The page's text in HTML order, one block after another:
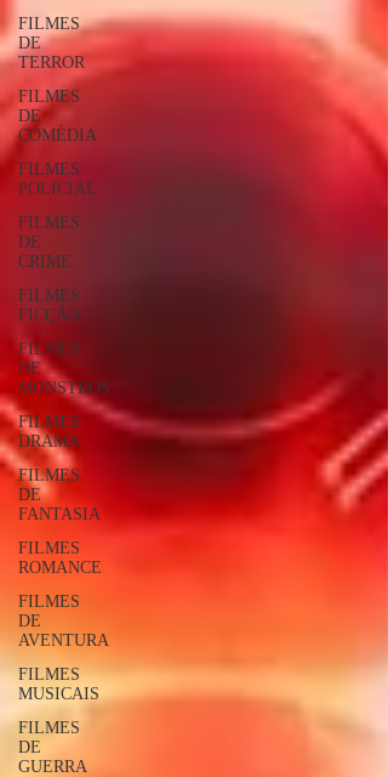
FILMES
DE
TERROR
FILMES
DE
COMÉDIA
FILMES
POLICIAL
FILMES
DE
CRIME
FILMES
FICÇÃO
FILMES
DE
MONSTROS
FILMES
DRAMA
FILMES
DE
FANTASIA
FILMES
ROMANCE
FILMES
DE
AVENTURA
FILMES
MUSICAIS
FILMES
DE
GUERRA